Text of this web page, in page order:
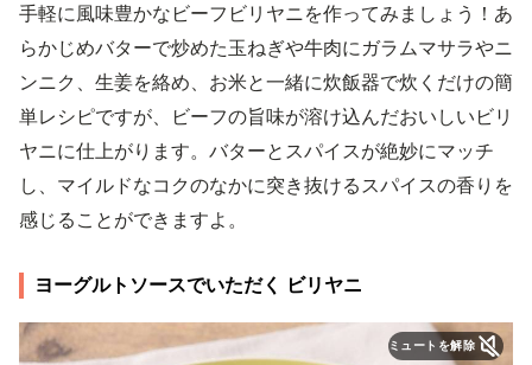
手軽に風味豊かなビーフビリヤニを作ってみましょう！あ
らかじめバターで炒めた玉ねぎや牛肉にガラムマサラやニ
ンニク、生姜を絡め、お米と一緒に炊飯器で炊くだけの簡
単レシピですが、ビーフの旨味が溶け込んだおいしいビリ
ヤニに仕上がります。バターとスパイスが絶妙にマッチ
し、マイルドなコクのなかに突き抜けるスパイスの香りを
感じることができますよ。
ヨーグルトソースでいただく ビリヤニ
ミュートを解除